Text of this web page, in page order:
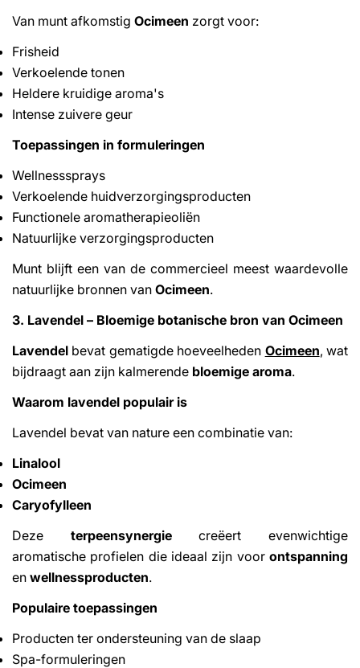
Van munt afkomstig Ocimeen zorgt voor:
Frisheid
Verkoelende tonen
Heldere kruidige aroma's
Intense zuivere geur
Toepassingen in formuleringen
Wellnesssprays
Verkoelende huidverzorgingsproducten
Functionele aromatherapieoliën
Natuurlijke verzorgingsproducten
Munt blijft een van de commercieel meest waardevolle
natuurlijke bronnen van Ocimeen.
3. Lavendel – Bloemige botanische bron van Ocimeen
Lavendel bevat gematigde hoeveelheden Ocimeen, wat
bijdraagt aan zijn kalmerende bloemige aroma.
Waarom lavendel populair is
Lavendel bevat van nature een combinatie van:
Linalool
Ocimeen
Caryofylleen
Deze terpeensynergiecreëert evenwichtige
aromatische profielen die ideaal zijn voor ontspanning
en wellnessproducten.
Populaire toepassingen
Producten ter ondersteuning van de slaap
Spa-formuleringen